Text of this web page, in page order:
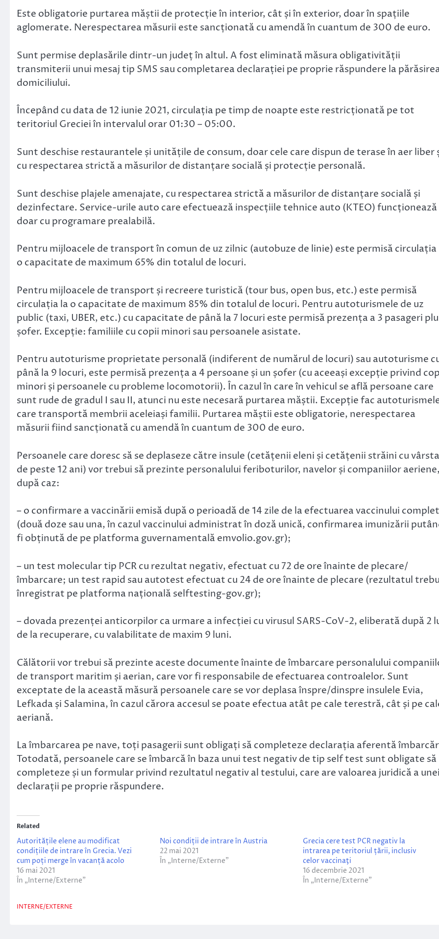
Este obligatorie purtarea măștii de protecție în interior, cât și în exterior, doar în spațiile
aglomerate. Nerespectarea măsurii este sancționată cu amendă în cuantum de 300 de euro.
Sunt permise deplasările dintr-un județ în altul. A fost eliminată măsura obligativității
transmiterii unui mesaj tip SMS sau completarea declarației pe proprie răspundere la
domiciliului.
Începând cu data de 12 iunie 2021, circulația pe timp de noapte este restricționată pe tot
teritoriul Greciei în intervalul orar 01:30 – 05:00.
Sunt deschise restaurantele și unitățile de consum, doar cele care dispun de terase în aer liber
cu respectarea strictă a măsurilor de distanțare socială și protecție personală.
Sunt deschise plajele amenajate, cu respectarea strictă a măsurilor de distanțare socială și
dezinfectare. Service-urile auto care efectuează inspecțiile tehnice auto (KTEO) funcționează
doar cu programare prealabilă.
Pentru mijloacele de transport în comun de uz zilnic (autobuze de linie) este permisă circulația
o capacitate de maximum 65% din totalul de locuri.
Pentru mijloacele de transport și recreere turistică (tour bus, open bus, etc.) este permisă
circulația la o capacitate de maximum 85% din totalul de locuri. Pentru autoturismele de uz
public (taxi, UBER, etc.) cu capacitate de până la 7 locuri este permisă prezența a 3 pasageri
șofer. Excepție: familiile cu copii minori sau persoanele asistate.
Pentru autoturisme proprietate personală (indiferent de numărul de locuri) sau autoturisme
până la 9 locuri, este permisă prezența a 4 persoane și un șofer (cu aceeași excepție privind
minori și persoanele cu probleme locomotorii). În cazul în care în vehicul se află persoane care
sunt rude de gradul I sau II, atunci nu este necesară purtarea măștii. Excepție fac
care transportă membrii aceleiași familii. Purtarea măștii este obligatorie, nerespectarea
măsurii fiind sancționată cu amendă în cuantum de 300 de euro.
Persoanele care doresc să se deplaseze către insule (cetățenii eleni și cetățenii străini cu vârsta
de peste 12 ani) vor trebui să prezinte personalului feriboturilor, navelor și companiilor
după caz:
– o confirmare a vaccinării emisă după o perioadă de 14 zile de la efectuarea vaccinului complet
(două doze sau una, în cazul vaccinului administrat în doză unică, confirmarea imunizării
fi obținută de pe platforma guvernamentală emvolio.gov.gr);
– un test molecular tip PCR cu rezultat negativ, efectuat cu 72 de ore înainte de plecare/
îmbarcare; un test rapid sau autotest efectuat cu 24 de ore înainte de plecare (rezultatul
înregistrat pe platforma națională selftesting-gov.gr);
– dovada prezenței anticorpilor ca urmare a infecției cu virusul SARS-CoV-2, eliberată după 2
de la recuperare, cu valabilitate de maxim 9 luni.
Călătorii vor trebui să prezinte aceste documente înainte de îmbarcare personalului
de transport maritim și aerian, care vor fi responsabile de efectuarea controalelor. Sunt
exceptate de la această măsură persoanele care se vor deplasa înspre/dinspre insulele Evia,
Lefkada și Salamina, în cazul cărora accesul se poate efectua atât pe cale terestră, cât și pe
aeriană.
La îmbarcarea pe nave, toți pasagerii sunt obligați să completeze declarația aferentă
Totodată, persoanele care se îmbarcă în baza unui test negativ de tip self test sunt obligate să
completeze și un formular privind rezultatul negativ al testului, care are valoarea juridică a
declarații pe proprie răspundere.
Related
Autoritățile elene au modificat
condițiile de intrare în Grecia. Vezi
cum poți merge în vacanță acolo
16 mai 2021
În „Interne/Externe”
Noi condiții de intrare în Austria
22 mai 2021
În „Interne/Externe”
Grecia cere test PCR negativ la
intrarea pe teritoriul țării, inclusiv
celor vaccinaţi
16 decembrie 2021
În „Interne/Externe”
INTERNE/EXTERNE